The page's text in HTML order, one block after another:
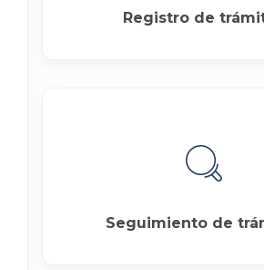
Registro de
Seguimiento de